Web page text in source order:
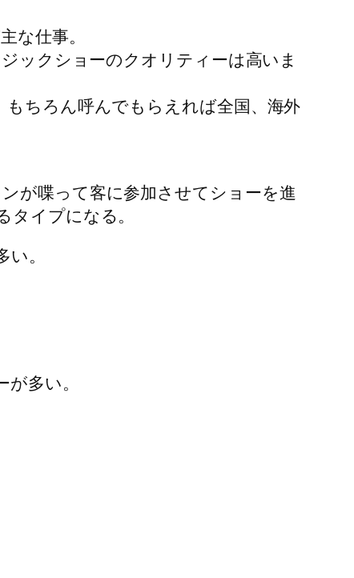
な仕事。
ックショーのクオリティーは高いま
ちろん呼んでもらえれば全国、海外
が喋って客に参加させてショーを進
イプになる。
。
多い。